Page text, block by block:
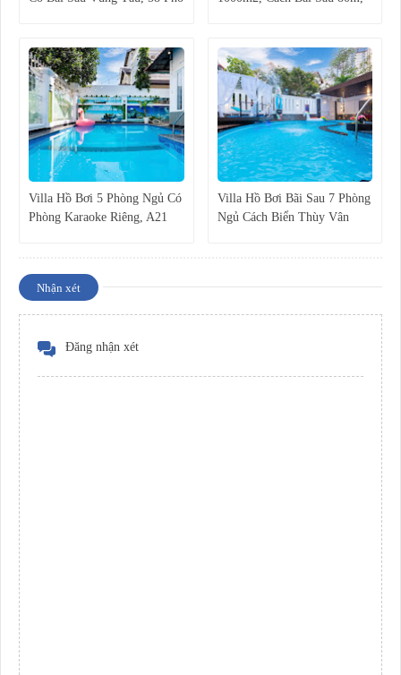
Villa Hồ Bơi 5 Phòng Ngủ Có
Phòng Karaoke Riêng, A21
Villa Hồ Bơi Bãi Sau 7 Phòng
Ngủ Cách Biển Thùy Vân
Nhận xét
Đăng nhận xét